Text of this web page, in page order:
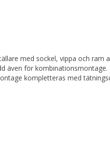
med sockel, vippa och
även för
kompletteras med